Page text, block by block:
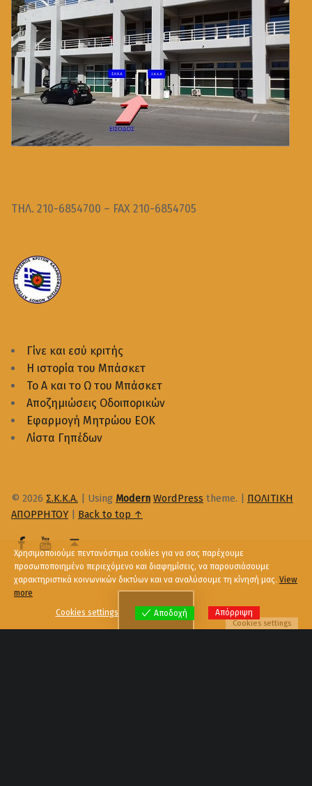
Menu
ΤΗΛ. 210-6854700 – FAX 210-6854705
Γίνε και εσύ κριτής
Η ιστορία του Μπάσκετ
Το Α και το Ω του Μπάσκετ
Αποζημιώσεις Οδοιπορικών
Εφαρμογή Μητρώου ΕΟΚ
Λίστα Γηπέδων
© 2026 Σ.Κ.Κ.Α. | Using Modern WordPress theme. | ΠΟΛΙΤΙΚΗ
ΑΠΟΡΡΗΤΟΥ | Back to top ↑
Χρησιμοποιούμε πεντανόστιμα cookies για να σας παρέχουμε
προσωποποιημένο περιεχόμενο και διαφημίσεις, να παρουσιάσουμε
χαρακτηριστικά κοινωνικών δικτύων και να αναλύσουμε τη κίνησή μας. View
more
Cookies settings
Αποδοχή Απόρριψη
Cookies settings